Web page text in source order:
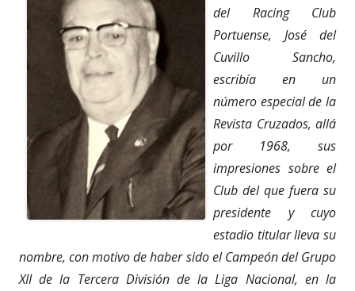
del Racing Club
Portuense, José del
Cuvillo Sancho,
escribía en un
número especial de la
Revista Cruzados, allá
por 1968, sus
impresiones sobre el
Club del que fuera su
presidente y cuyo
estadio titular lleva su
nombre, con motivo de haber sido el Campeón del Grupo
XII de la Tercera División de la Liga Nacional, en la